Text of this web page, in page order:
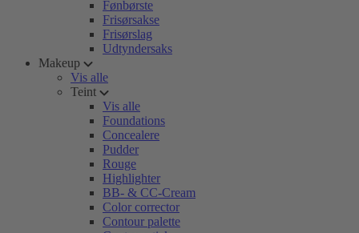
Fønbørste
Frisørsakse
Frisørslag
Udtyndersaks
Makeup
Vis alle
Teint
Vis alle
Foundations
Concealere
Pudder
Rouge
Highlighter
BB- & CC-Cream
Color corrector
Contour palette